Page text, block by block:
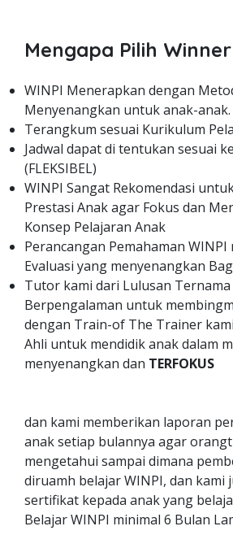
Mengapa Pilih
WINPI Menerapkan dengan
Menyenangkan untuk anak-anak.
Terangkum sesuai Kurikulum
Jadwal dapat di tentukan sesuai
(FLEKSIBEL)
WINPI Sangat Rekomendasi
Prestasi Anak agar Fokus dan
Konsep Pelajaran Anak
Perancangan Pemahaman
Evaluasi yang menyenangkan
Tutor kami dari Lulusan Ternama
Berpengalaman untuk
dengan Train-of The Trainer
Ahli untuk mendidik anak dalam
menyenangkan dan TERFOKUS
dan kami memberikan laporan
anak setiap bulannya agar
mengetahui sampai dimana
diruamh belajar WINPI, dan kami
sertifikat kepada anak yang
Belajar WINPI minimal 6 Bulan